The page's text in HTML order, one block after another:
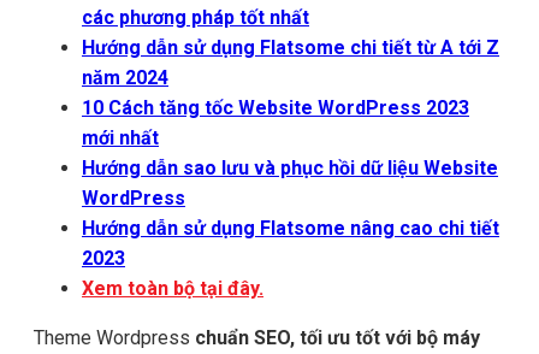
các phương pháp tốt nhất
Hướng dẫn sử dụng Flatsome chi tiết từ A tới Z
năm 2024
10 Cách tăng tốc Website WordPress 2023
mới nhất
Hướng dẫn sao lưu và phục hồi dữ liệu Website
WordPress
Hướng dẫn sử dụng Flatsome nâng cao chi tiết
2023
Xem toàn bộ tại đây.
Theme Wordpress chuẩn SEO, tối ưu tốt với bộ máy